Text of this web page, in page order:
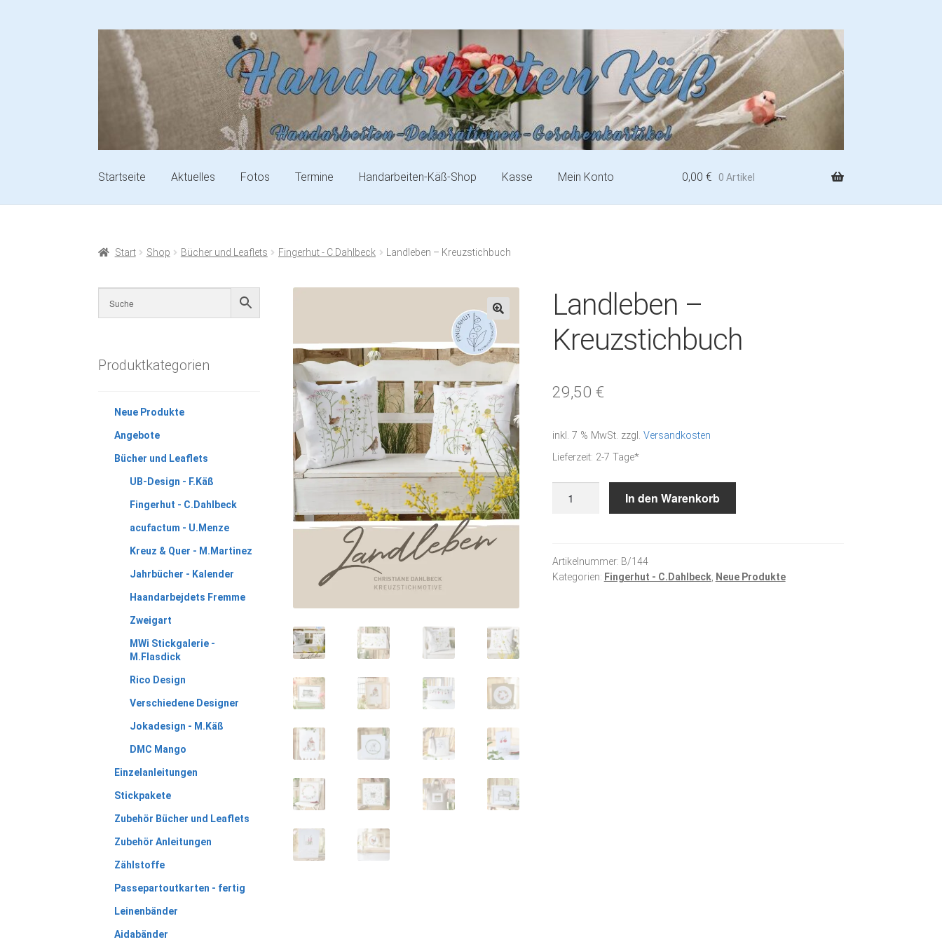
Startseite Aktuelles Fotos Termine Handarbeiten-Käß-Shop Kasse Mein Konto 0,00 € 0 Artikel
Start Shop Bücher und Leaflets Fingerhut - C.Dahlbeck Landleben – Kreuzstichbuch
🔍
Landleben –
Kreuzstichbuch
29,50 €
inkl. 7 % MwSt. zzgl. Versandkosten
Lieferzeit: 2-7 Tage*
In den Warenkorb
Artikelnummer: B/144
Kategorien: Fingerhut - C.Dahlbeck, Neue Produkte
Produktkategorien
Neue Produkte
Angebote
Bücher und Leaflets
UB-Design - F.Käß
Fingerhut - C.Dahlbeck
acufactum - U.Menze
Kreuz & Quer - M.Martinez
Jahrbücher - Kalender
Haandarbejdets Fremme
Zweigart
MWi Stickgalerie -
M.Flasdick
Rico Design
Verschiedene Designer
Jokadesign - M.Käß
DMC Mango
Einzelanleitungen
Stickpakete
Zubehör Bücher und Leaflets
Zubehör Anleitungen
Zählstoffe
Passepartoutkarten - fertig
Leinenbänder
Aidabänder